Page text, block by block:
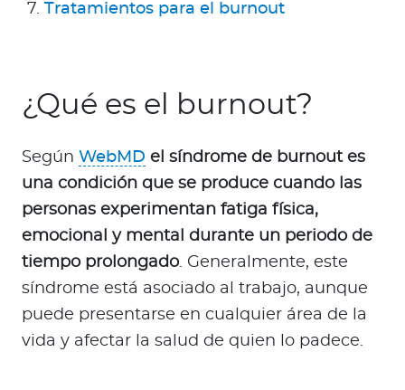
Tratamientos para el burnout
¿Qué es el burnout?
Según WebMD el síndrome de burnout es
una condición que se produce cuando las
personas experimentan fatiga física,
emocional y mental durante un periodo de
tiempo prolongado. Generalmente, este
síndrome está asociado al trabajo, aunque
puede presentarse en cualquier área de la
vida y afectar la salud de quien lo padece.